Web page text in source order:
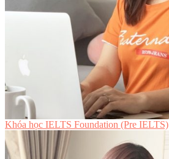
Khóa học IELTS Foundation (Pre IELTS)